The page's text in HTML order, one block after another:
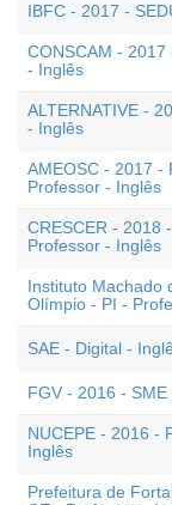
IBFC - 2017 -
CONSCAM -
- Inglês
ALTERNATIVE -
- Inglês
AMEOSC - 2017 -
Professor - Inglês
CRESCER - 2018
Professor - Inglês
Instituto Machado
Olímpio - PI -
SAE - Digital -
FGV - 2016 -
NUCEPE - 2016 -
Inglês
Prefeitura de